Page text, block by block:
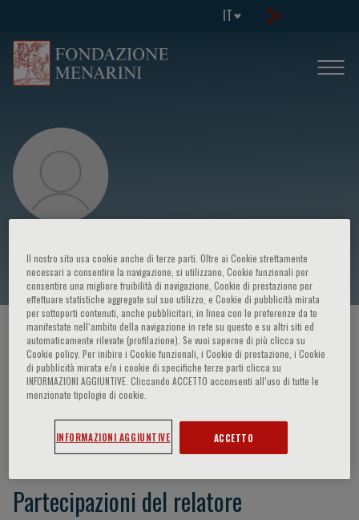
IT
Martha J. Farah
HOME PAGE / CORSI ED EVENTI / RELATORE
Martha J. Farah
Partecipazioni del relatore
Il nostro sito usa cookie anche di terze parti. Oltre ai Cookie strettamente
necessari a consentire la navigazione, si utilizzano, Cookie funzionali per
consentire una migliore fruibilità di navigazione, Cookie di prestazione per
effettuare statistiche aggregate sul suo utilizzo, e Cookie di pubblicità mirata
per sottoporti contenuti, anche pubblicitari, in linea con le preferenze da te
manifestate nell‘ambito della navigazione in rete su questo e su altri siti ed
automaticamente rilevate (profilazione). Se vuoi saperne di più clicca su
Cookie policy. Per inibire i Cookie funzionali, i Cookie di prestazione, i Cookie
di pubblicità mirata e/o i cookie di specifiche terze parti clicca su
INFORMAZIONI AGGIUNTIVE. Cliccando ACCETTO acconsenti all’uso di tutte le
menzionate tipologie di cookie.
INFORMAZIONI AGGIUNTIVE ACCETTO